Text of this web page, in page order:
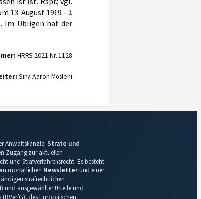
13. August 1969 - 1
Im Übrigen hat der
HRRS 2021 Nr. 1128
Sina Aaron Moslehi
Anwaltskanzlei Strate und
Zugang zur aktuellen
und Strafverfahrensrecht. Es besteht
monatlichen Newsletterund einer
strafrechtlichen
und ausgewählter Urteile und
(BVerfG), des Europäischen